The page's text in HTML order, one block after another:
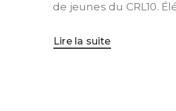
de jeunes du CRL10.
Lire la suite